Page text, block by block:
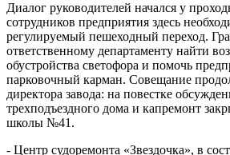
Диалог руководителей начался у
сотрудников предприятия здесь
регулируемый пешеходный переход.
ответственному департаменту найти
обустройства светофора и помочь
парковочный карман. Совещание
директора завода: на повестке
трехподъездного дома и капремонт
школы №41.
- Центр судоремонта «Звездочка», в